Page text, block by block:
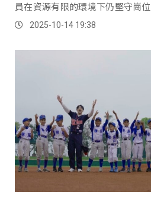
員在資源有限的環境下仍堅守崗
期面臨的挑戰與困境。
2025-10-14 19:38